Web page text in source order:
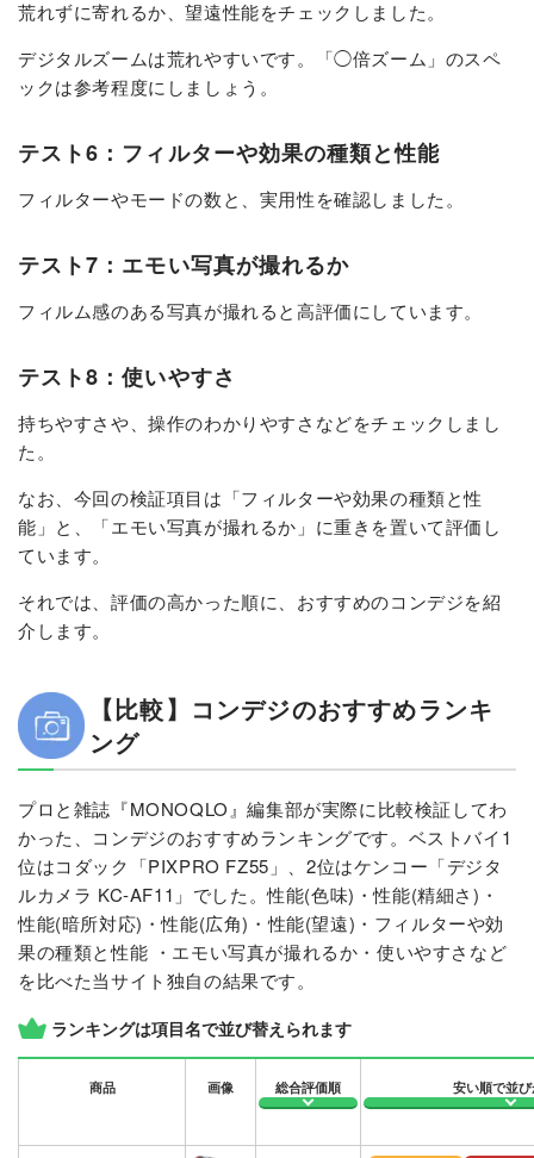
荒れずに寄れるか、望遠性能をチェックしました。
デジタルズームは荒れやすいです。「◯倍ズーム」のスペ
ックは参考程度にしましょう。
テスト6：フィルターや効果の種類と性能
フィルターやモードの数と、実用性を確認しました。
テスト7：エモい写真が撮れるか
フィルム感のある写真が撮れると高評価にしています。
テスト8：使いやすさ
持ちやすさや、操作のわかりやすさなどをチェックしまし
た。
なお、今回の検証項目は「フィルターや効果の種類と性
能」と、「エモい写真が撮れるか」に重きを置いて評価し
ています。
それでは、評価の高かった順に、おすすめのコンデジを紹
介します。
【比較】コンデジのおすすめランキ
ング
プロと雑誌『MONOQLO』編集部が実際に比較検証してわ
かった、コンデジのおすすめランキングです。ベストバイ1
位はコダック「PIXPRO FZ55」、2位はケンコー「デジタ
ルカメラ KC-AF11」でした。性能(色味)・性能(精細さ)・
性能(暗所対応)・性能(広角)・性能(望遠)・フィルターや効
果の種類と性能 ・エモい写真が撮れるか・使いやすさなど
を比べた当サイト独自の結果です。
ランキングは項目名で並び替えられます
商品 画像 総合評価順 安い順で並